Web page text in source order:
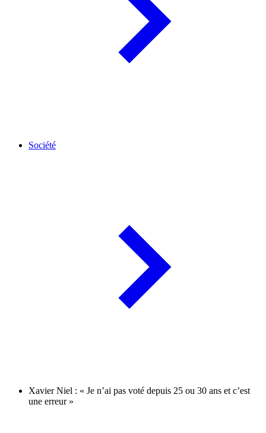
Société
Xavier Niel : « Je n’ai pas voté depuis 25 ou 30 ans et c’est
une erreur »